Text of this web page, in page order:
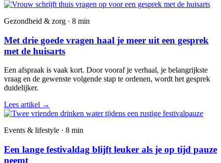
Gezondheid & zorg · 8 min
Met drie goede vragen haal je meer uit een gesprek
met de huisarts
Een afspraak is vaak kort. Door vooraf je verhaal, je belangrijkste
vraag en de gewenste volgende stap te ordenen, wordt het gesprek
duidelijker.
Lees artikel →
Events & lifestyle · 8 min
Een lange festivaldag blijft leuker als je op tijd pauze
neemt